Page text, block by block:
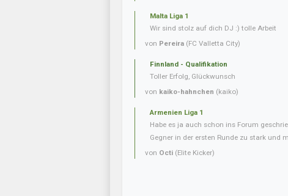
Malta Liga 1
Wir sind stolz auf dich DJ :) tolle Arbeit
von Pereira (FC Valletta City)
Finnland - Qualifikation
Toller Erfolg, Glückwunsch
von kaiko-hahnchen (kaiko)
Armenien Liga 1
Habe es ja auch schon ins Forum
Gegner in der ersten Runde zu stark und
von Octi (Elite Kicker)